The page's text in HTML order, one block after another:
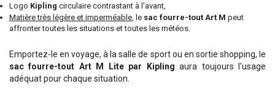
Logo Kipling circulaire contrastant à l'avant,
Matière très légère et imperméable , le sac fourre-tout Art M peut
affronter toutes les situations et toutes les météos.
Emportez-le en voyage, à la salle de sport ou en sortie shopping, le
sac fourre-tout Art M Lite par Kipling aura toujours l'usage
adéquat pour chaque situation.